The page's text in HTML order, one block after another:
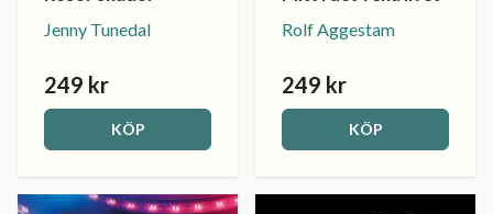
Jenny Tunedal
249 kr
KÖP
Rolf Aggestam
249 kr
KÖP